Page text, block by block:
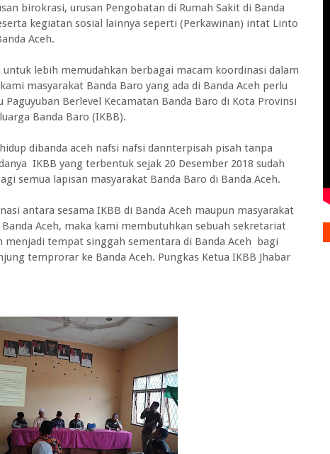
birokrasi, urusan Pengobatan di Rumah Sakit di Banda
kegiatan sosial lainnya seperti (Perkawinan) intat Linto
Aceh.
lebih memudahkan berbagai macam koordinasi dalam
masyarakat Banda Baro yang ada di Banda Aceh perlu
Berlevel Kecamatan Banda Baro di Kota Provinsi
Banda Baro (IKBB).
dibanda aceh nafsi nafsi dannterpisah pisah tanpa
IKBB yang terbentuk sejak 20 Desember 2018 sudah
semua lapisan masyarakat Banda Baro di Banda Aceh.
antara sesama IKBB di Banda Aceh maupun masyarakat
Aceh, maka kami membutuhkan sebuah sekretariat
tempat singgah sementara di Banda Aceh bagi
temprorar ke Banda Aceh. Pungkas Ketua IKBB Jhabar